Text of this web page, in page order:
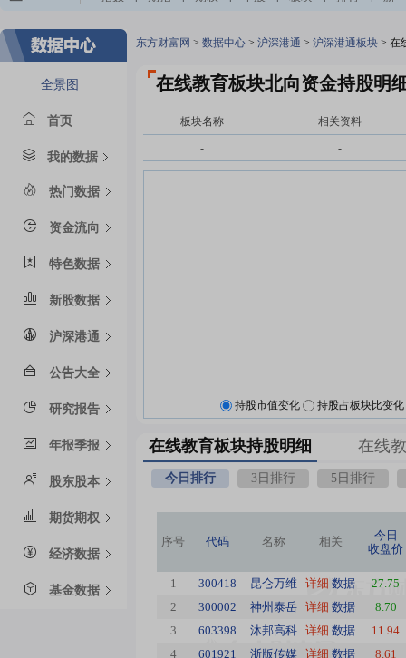
自选股
全景图
首页
我的数据
热门数据
资金流向
特色数据
新股数据
沪深港通
公告大全
研究报告
年报季报
股东股本
期货期权
经济数据
基金数据
东方财富网 > 数据中心 > 沪深港通 > 沪深港通板块 > 在
在线教育板块北向资金持股明
板块名称 相关资料
- -
持股市值变化 持股占板块比变化
在线教育板块持股明细 在线
今日排行 3日排行 5日排行
序号 代码 名称 相关
今日
收盘价
1 300418 昆仑万维 详细 数据
27.75
2
300002 神州泰岳 详细 数据
8.70
3
603398 沐邦高科 详细 数据
11.94
4
601921 浙版传媒 详细 数据
8.61